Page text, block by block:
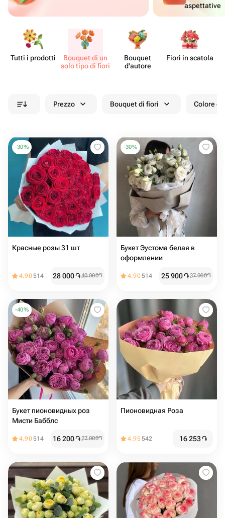
aspettative
Tutti i prodotti
Bouquet di un
solo tipo di fiori
Bouquet
d'autore
Fiori in scatola
Prezzo Bouquet di fiori Colore
-30%
Красные розы 31 шт
4.90514 28 000֏40 000֏
-30%
Букет Эустома белая в
оформлении
4.90514 25 900֏37 000֏
-40%
Букет пионовидных роз
Мисти Бабблс
4.90514 16 200֏27 000֏
Пионовидная Роза
4.95542 16 253֏